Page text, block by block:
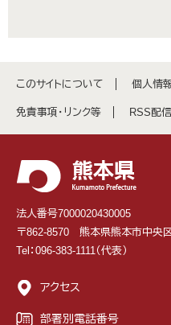
このサイトについて 個人情
免責事項・リンク等 RSS配
法人番号7000020430005
〒862-8570 熊本県熊本市中央
Tel：096-383-1111（代表）
アクセス
部署別電話番号